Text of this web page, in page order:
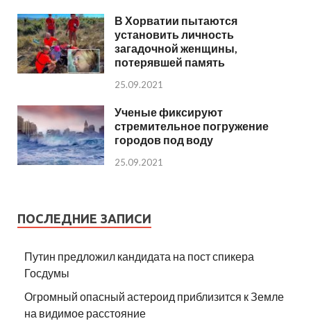
В Хорватии пытаются
установить личность
загадочной женщины,
потерявшей память
25.09.2021
Ученые фиксируют
стремительное погружение
городов под воду
25.09.2021
ПОСЛЕДНИЕ ЗАПИСИ
Путин предложил кандидата на пост спикера
Госдумы
Огромный опасный астероид приблизится к Земле
на видимое расстояние